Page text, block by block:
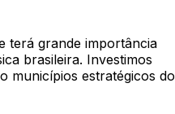
terá grande importância
brasileira. Investimos
municípios estratégicos do